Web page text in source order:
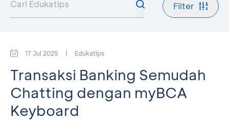
Filter
17 Jul 2025 | Edukatips
Transaksi Banking Semudah
Chatting dengan myBCA
Keyboard